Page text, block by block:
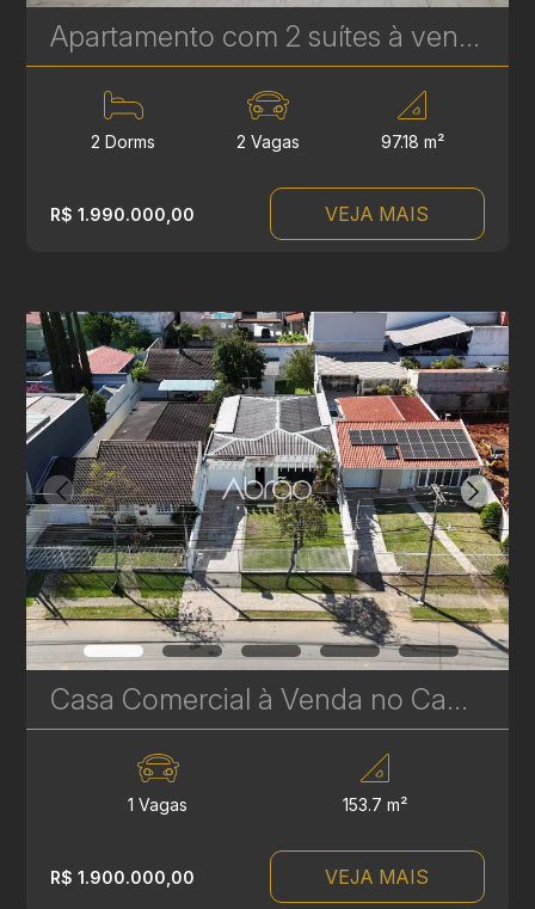
Apartamento com 2 suítes à venda no Edifício Casamia - 97.18 m² | Ref. 1768
2 Dorms 2 Vagas 97.18 m²
R$ 1.990.000,00 VEJA MAIS
Casa Comercial à Venda no Campina do Siqueira – 153 m² com Excelente Localização | Ref. 616
1 Vagas 153.7 m²
R$ 1.900.000,00 VEJA MAIS